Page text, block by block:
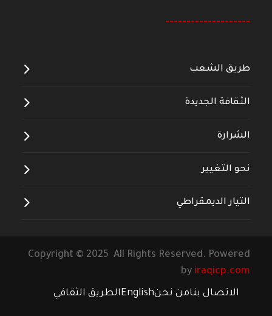
--------------------
طريق الشعب
الثقافة الجديدة
الشرارة
نحو التغيير
التيار الديمقراطي
Copyright © 2025 All Rights Reserved. Powered
by iraqicp.com
الاتصال بنامن نحنEnglishالطريق الثقافي